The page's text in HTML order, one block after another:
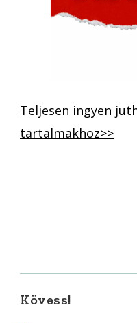
Teljesen ingyen
tartalmakhoz>>
Kövess!